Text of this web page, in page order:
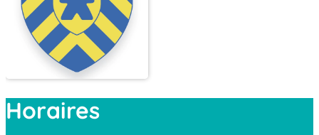
Horaires